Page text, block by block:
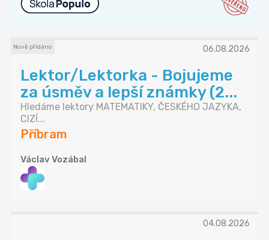
Nově přidáno 06.08.2026
Lektor/Lektorka - Bojujeme
za úsměv a lepší známky (2...
Hledáme lektory MATEMATIKY, ČESKÉHO JAZYKA,
CIZÍ...
Příbram
Václav Vozábal
04.08.2026